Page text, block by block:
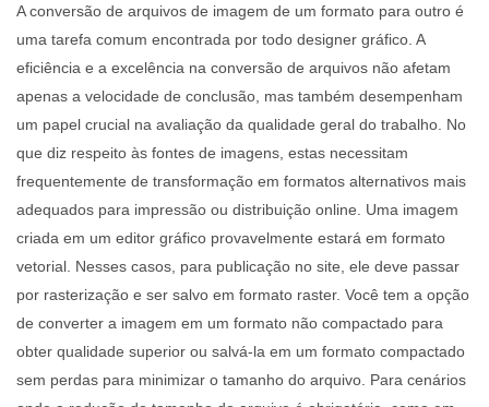
A conversão de arquivos de imagem de um formato para outro é
uma tarefa comum encontrada por todo designer gráfico. A
eficiência e a excelência na conversão de arquivos não afetam
apenas a velocidade de conclusão, mas também desempenham
um papel crucial na avaliação da qualidade geral do trabalho. No
que diz respeito às fontes de imagens, estas necessitam
frequentemente de transformação em formatos alternativos mais
adequados para impressão ou distribuição online. Uma imagem
criada em um editor gráfico provavelmente estará em formato
vetorial. Nesses casos, para publicação no site, ele deve passar
por rasterização e ser salvo em formato raster. Você tem a opção
de converter a imagem em um formato não compactado para
obter qualidade superior ou salvá-la em um formato compactado
sem perdas para minimizar o tamanho do arquivo. Para cenários